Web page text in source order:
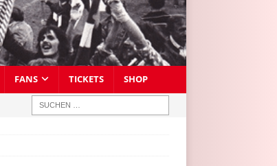
FANS TICKETS SHOP